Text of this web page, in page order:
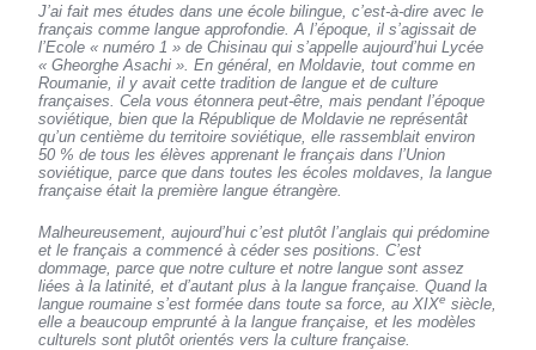
J’ai fait mes études dans une école bilingue, c’est-à-dire avec le
français comme langue approfondie. A l’époque, il s’agissait de
l’Ecole « numéro 1 » de Chisinau qui s’appelle aujourd’hui Lycée
« Gheorghe Asachi ». En général, en Moldavie, tout comme en
Roumanie, il y avait cette tradition de langue et de culture
françaises. Cela vous étonnera peut-être, mais pendant l’époque
soviétique, bien que la République de Moldavie ne représentât
qu’un centième du territoire soviétique, elle rassemblait environ
50 % de tous les élèves apprenant le français dans l’Union
soviétique, parce que dans toutes les écoles moldaves, la langue
française était la première langue étrangère.
Malheureusement, aujourd’hui c’est plutôt l’anglais qui prédomine
et le français a commencé à céder ses positions. C’est
dommage, parce que notre culture et notre langue sont assez
liées à la latinité, et d’autant plus à la langue française. Quand la
langue roumaine s’est formée dans toute sa force, au XIXe siècle,
elle a beaucoup emprunté à la langue française, et les modèles
culturels sont plutôt orientés vers la culture française.